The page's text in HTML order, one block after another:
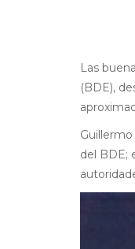
Las
(BDE),
del BDE;